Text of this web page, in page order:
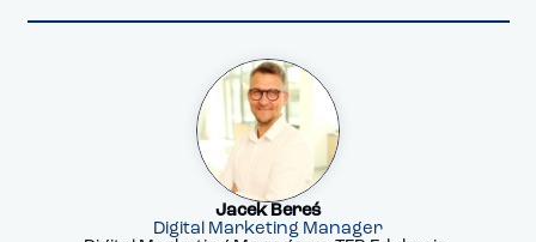
Jacek Bereś
Digital Marketing Manager